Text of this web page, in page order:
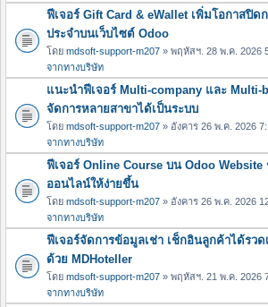
ฟีเจอร์ Gift Card & eWallet เพิ่มโอกาสปิด
ประจำบนเว็บไซต์ Odoo
โดย mdsoft-support-m207 » พฤหัสฯ. 28 พ.ค. 2026
จากทางบริษัท
แนะนำฟีเจอร์ Multi-company และ Multi-
จัดการหลายสาขาได้เป็นระบบ
โดย mdsoft-support-m207 » อังคาร 26 พ.ค. 2026
จากทางบริษัท
ฟีเจอร์ Online Course บน Odoo Website
ออนไลน์ให้ง่ายขึ้น
โดย mdsoft-support-m207 » อังคาร 26 พ.ค. 2026
จากทางบริษัท
ฟีเจอร์จัดการข้อมูลเช่า เช็กอินลูกค้าได้รว
ด้วย MDHoteller
โดย mdsoft-support-m207 » พฤหัสฯ. 21 พ.ค. 2026
จากทางบริษัท